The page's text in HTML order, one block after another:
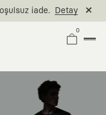
iade. Detay
0